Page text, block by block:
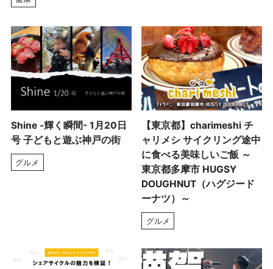
Shine -輝く瞬間- 1月20日
号 子どもと遊ぶ神戸の街
グルメ
【東京都】charimeshi チ
ャリメシ サイクリング途中
に食べる美味しいご飯 ～
東京都多摩市 HUGSY
DOUGHNUT（ハグジード
ーナツ）～
グルメ